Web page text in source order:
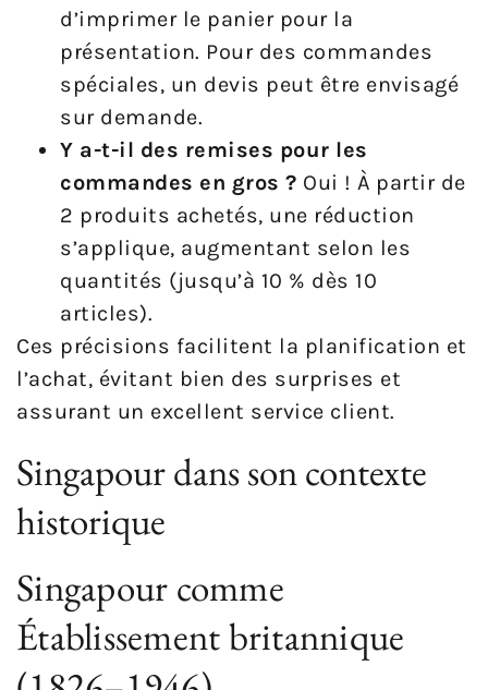
d’imprimer le panier pour la
présentation. Pour des commandes
spéciales, un devis peut être envisagé
sur demande.
Y a-t-il des remises pour les
commandes en gros ? Oui ! À partir de
2 produits achetés, une réduction
s’applique, augmentant selon les
quantités (jusqu’à 10 % dès 10
articles).
Ces précisions facilitent la planification et
l’achat, évitant bien des surprises et
assurant un excellent service client.
Singapour dans son contexte
historique
Singapour comme
Établissement britannique